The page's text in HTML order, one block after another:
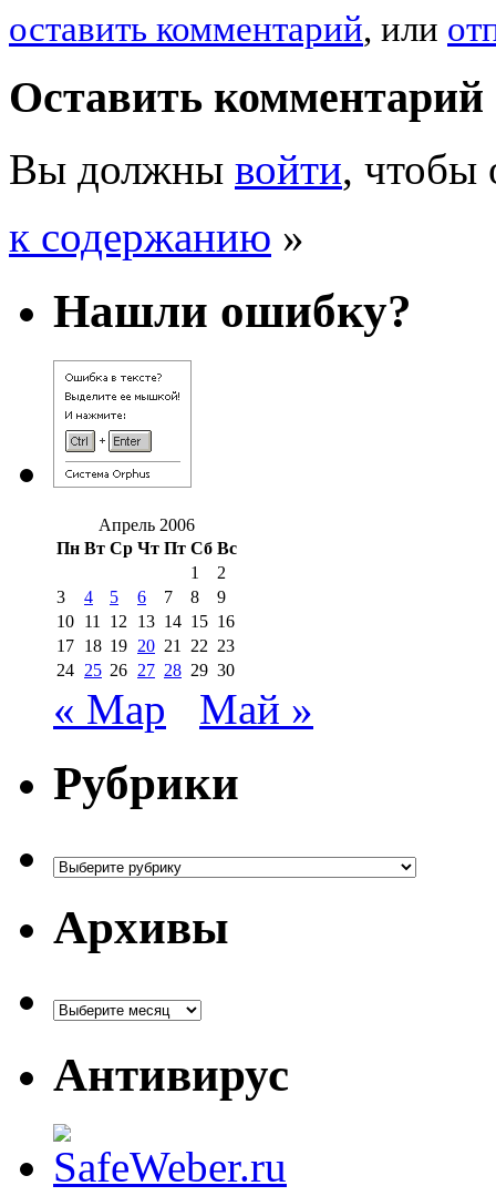
оставить комментарий, или
Оставить комментарий
Вы должны войти, чтобы
к содержанию »
Нашли ошибку?
Апрель 2006
Пн Вт Ср Чт Пт Сб Вс
1
2
3
4 5 6 7 8
9
10 11 12 13 14 15 16
17 18 19 20 21 22 23
24 25 26 27 28 29 30
« Мар Май »
Рубрики
Рубрики
Архивы
Антивирус